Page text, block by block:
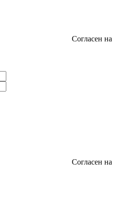
Согласен на
Согласен на